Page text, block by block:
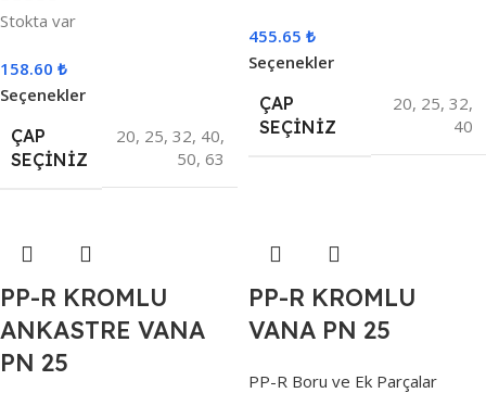
Stokta var
158.60 ₺
Seçenekler
ÇAP
SEÇINIZ
20, 25, 32, 40,
50, 63
455.65 ₺
Seçenekler
ÇAP
SEÇINIZ
20, 25, 32,
40
PP-R KROMLU
ANKASTRE VANA
PN 25
PP-R KROMLU
VANA PN 25
PP-R Boru ve Ek Parçalar